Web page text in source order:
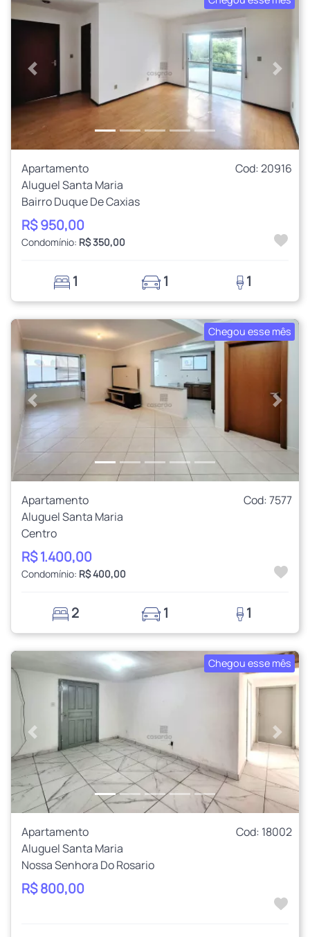
Anterior
Apartamento
Cod: 20916
Aluguel Santa Maria
Bairro Duque De Caxias
R$ 950,00
Condomínio: R$ 350,00
1 1 1
Chegou esse mês
Anterior
Apartamento
Cod: 7577
Aluguel Santa Maria
Centro
R$ 1.400,00
Condomínio: R$ 400,00
2 1 1
Chegou esse mês
Anterior
Apartamento
Cod: 18002
Aluguel Santa Maria
Nossa Senhora Do Rosario
R$ 800,00